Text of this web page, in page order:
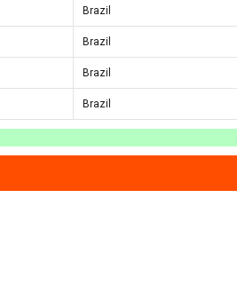
Brazil
Brazil
Brazil
Brazil